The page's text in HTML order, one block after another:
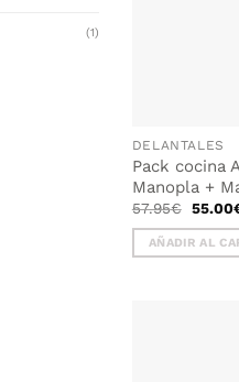
(1)
DELANTALES
Pack cocina
Manopla +
57.95€ El
era:
55.00
AÑADIR AL